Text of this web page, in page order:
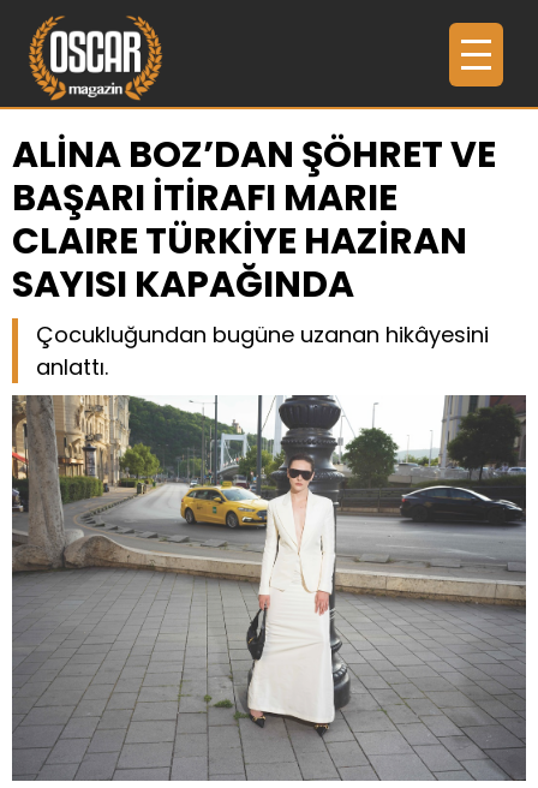
ALİNA BOZ’DAN ŞÖHRET VE
BAŞARI İTİRAFI MARIE
CLAIRE TÜRKİYE HAZİRAN
SAYISI KAPAĞINDA
Çocukluğundan bugüne uzanan hikâyesini
anlattı.